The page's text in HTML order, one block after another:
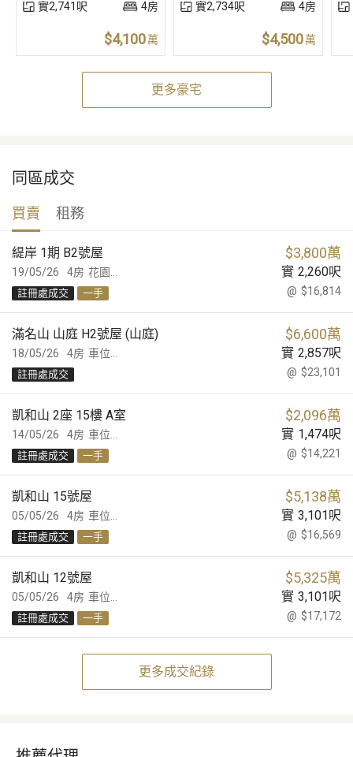
實2,741呎 4房
$4,100萬
實2,734呎 4房
$4,500萬
更多豪宅
同區成交
買賣 租務
19/05/26
緹岸 1期 B2號屋 $3,800萬
花園... 實 2,260呎
4房
@ $16,814
註冊處成交 一手
18/05/26
滿名山 山庭 H2號屋 (山庭) $6,600萬
車位... 實 2,857呎
4房
@ $23,101
註冊處成交
14/05/26
凱和山 2座 15樓 A室 $2,096萬
車位... 實 1,474呎
4房
@ $14,221
註冊處成交 一手
05/05/26
凱和山 15號屋 $5,138萬
車位... 實 3,101 呎
4房
@ $16,569
註冊處成交 一手
05/05/26
凱和山 12號屋 $5,325萬
車位... 實 3,101 呎
4房
@ $17,172
註冊處成交 一手
更多成交紀錄